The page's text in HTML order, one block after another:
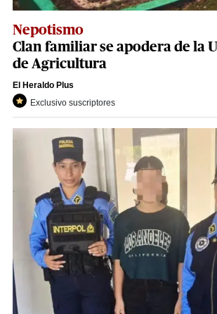
Nepotismo
Clan familiar se apodera de la
de Agricultura
El Heraldo Plus
Exclusivo suscriptores